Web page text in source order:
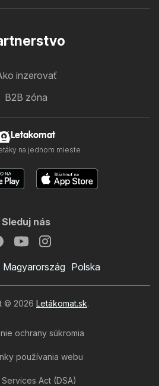
inzerovať
B2B zóna
Letakomat
na jednom mieste
Sleduj nás
Magyarország Polska
© 2026 Letákomat.sk.
ochrany súkromia
používania webu
Act (DSA)